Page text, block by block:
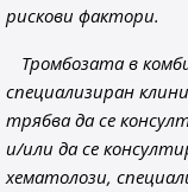
рискови фактори.
Тромбозата в
специализиран
трябва да се
и/или да се
хематолози,